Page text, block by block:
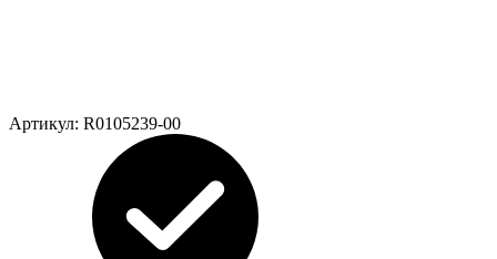
Артикул: R0105239-00